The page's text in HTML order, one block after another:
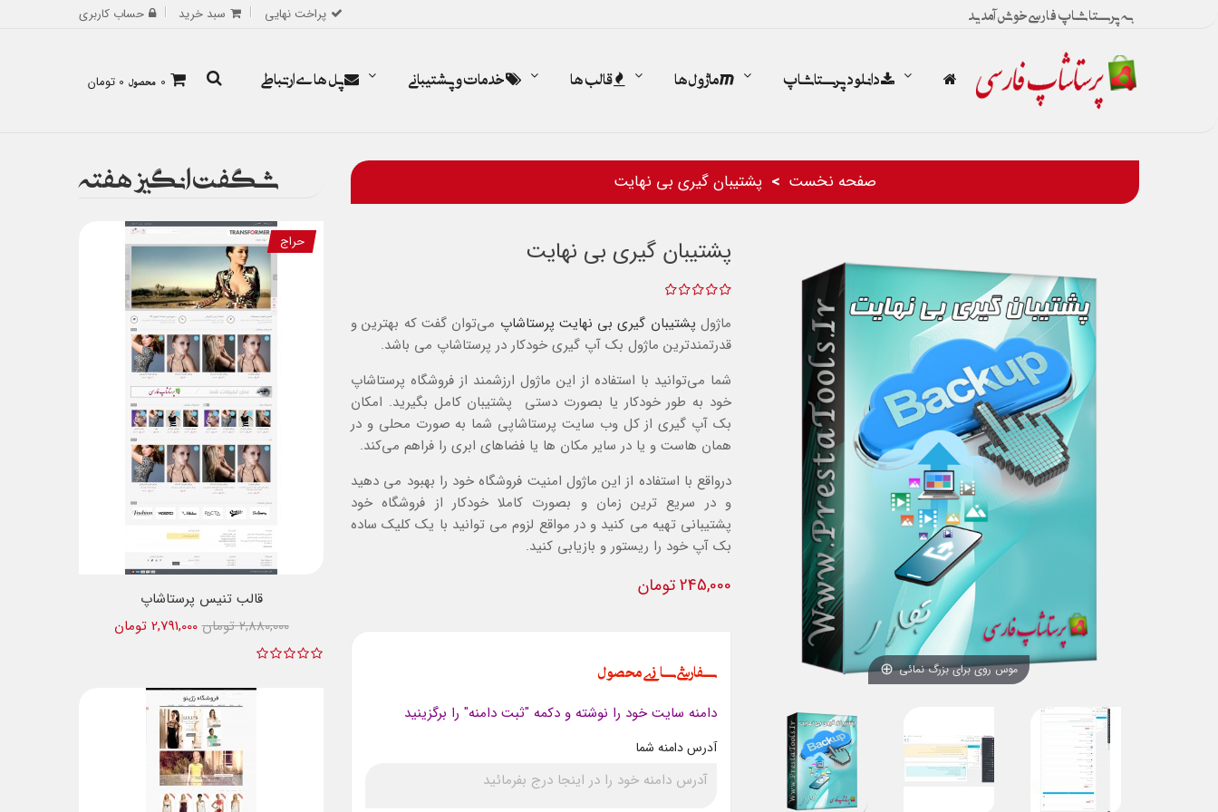
به پرستاشاپ فارسی خوش آمدید پراخت نهایی سبد خرید حساب کاربری
0 محصول 0 تومان دانلود پرستاشاپ ماژول ها قالب ها خدمات و پشتیبانی پل های ارتباطی
صفحه نخست پشتیبان گیری بی نهایت
موس روی برای بزرگ نمائی
پشتیبان گیری بی نهایت
ماژول پشتیبان گیری بی نهایت پرستاشاپ می‌توان گفت که بهترین و
قدرتمندترین ماژول بک آپ گیری خودکار در پرستاشاپ می باشد.
شما می‌توانید با استفاده از این ماژول ارزشمند از فروشگاه پرستاشاپ
خود به طور خودکار یا بصورت دستی پشتیبان کامل بگیرید. امکان
بک آپ گیری از کل وب سایت پرستاشاپی شما به صورت محلی و در
همان هاست و یا در سایر مکان ها یا فضاهای ابری را فراهم می‌کند.
درواقع با استفاده از این ماژول امنیت فروشگاه خود را بهبود می دهید
و در سریع ترین زمان و بصورت کاملا خودکار از فروشگاه خود
پشتیبانی تهیه می کنید و در مواقع لزوم می توانید با یک کلیک ساده
بک آپ خود را ریستور و بازیابی کنید.
245,000 تومان
سفارشی سازی محصول
دامنه سایت خود را نوشته و دکمه "ثبت دامنه" را برگزینید
آدرس دامنه شما
شگفت انگیز هفته
حراج
قالب تنیس پرستاشاپ
2,791,000 تومان
2,880,000 تومان